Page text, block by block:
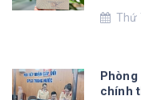
Thứ
Phòng
chính